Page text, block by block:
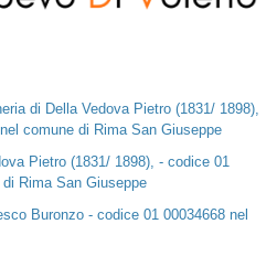
di Della Vedova Pietro (1831/ 1898),
comune di Rima San Giuseppe
Pietro (1831/ 1898), - codice 01
Rima San Giuseppe
Buronzo - codice 01 00034668 nel